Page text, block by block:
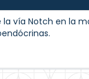
vía Notch en la